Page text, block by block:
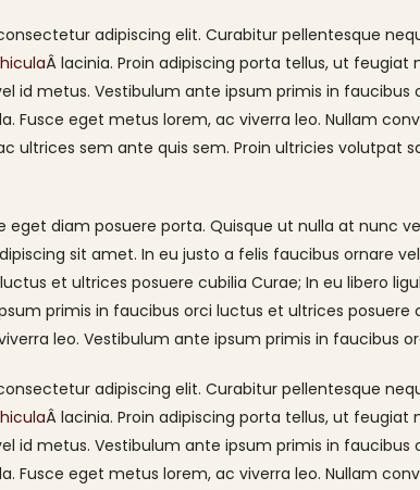
adipiscing elit. Curabitur pellentesque
Â lacinia. Proin adipiscing porta tellus, ut feugiat
id metus. Vestibulum ante ipsum primis in faucibus
Fusce eget metus lorem, ac viverra leo. Nullam
ultrices sem ante quis sem. Proin ultricies volutpat
diam posuere porta. Quisque ut nulla at nunc
sit amet. In eu justo a felis faucibus ornare
et ultrices posuere cubilia Curae; In eu libero
primis in faucibus orci luctus et ultrices posuere
leo. Vestibulum ante ipsum primis in faucibus
adipiscing elit. Curabitur pellentesque
Â lacinia. Proin adipiscing porta tellus, ut feugiat
id metus. Vestibulum ante ipsum primis in faucibus
Fusce eget metus lorem, ac viverra leo. Nullam
fim.
com